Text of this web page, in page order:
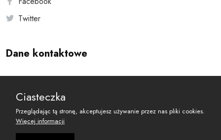
Twitter
Dane kontaktowe
reset@resetobywatelski.pl
Ciasteczka
Przeglądając tą stronę, akceptujesz używanie przez nas pliki cookies.
Więcej informacji